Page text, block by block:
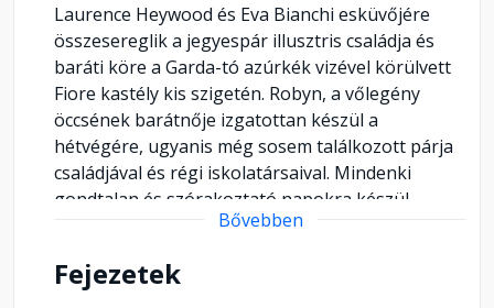
Laurence Heywood és Eva Bianchi esküvőjére
összesereglik a jegyespár illusztris családja és
baráti köre a Garda-tó azúrkék vizével körülvett
Fiore kastély kis szigetén. Robyn, a vőlegény
öccsének barátnője izgatottan készül a
hétvégére, ugyanis még sosem találkozott párja
családjával és régi iskolatársaival. Mindenki
gondtalan és szórakoztató napokra készül
elegáns jachtokkal, hűsítő koktélokkal és a tóra
sem kezdődik, amikor a násznép dermesztő
Bővebben
Fejezetek